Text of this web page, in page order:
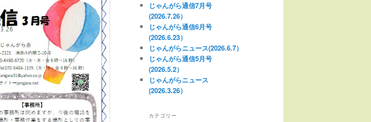
じゃんがら通信7月号
(2026.7.26）
じゃんがら通信6月号
(2026.6.23）
じゃんがらニュース(2026.6.7）
じゃんがら通信5月号
(2026.5.2）
じゃんがらニュース
(2026.3.26）
カテゴリー